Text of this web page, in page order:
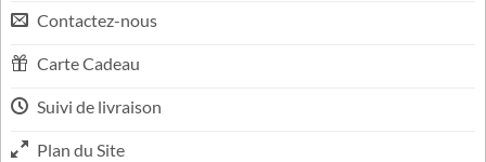
Contactez-nous
Carte Cadeau
Suivi de livraison
Plan du Site